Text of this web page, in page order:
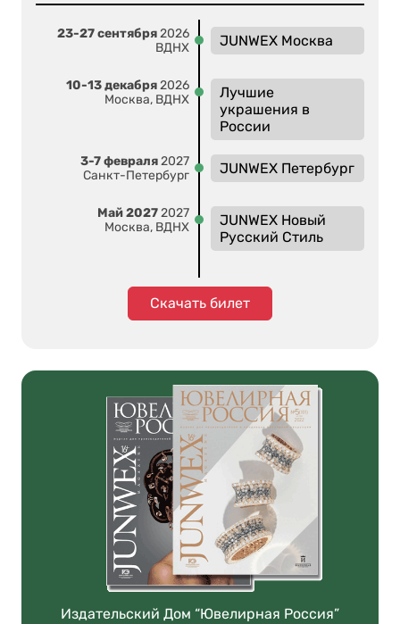
23-27 сентября2026
ВДНХ
JUNWEX Москва
10-13 декабря2026
Москва, ВДНХ
Лучшие
украшения в
России
3-7 февраля2027
Санкт-Петербург
JUNWEX Петербург
Май 20272027
Москва, ВДНХ
JUNWEX Новый
Русский Стиль
Скачать билет
Издательский Дом “Ювелирная Россия”